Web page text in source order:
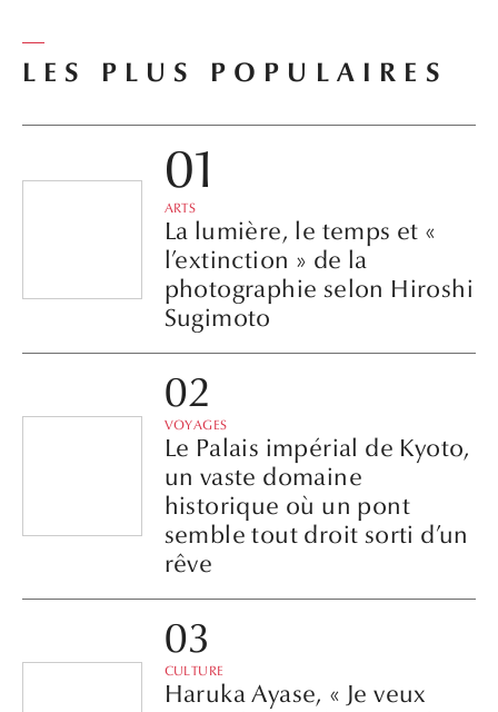
La lumière, le temps et «
l’extinction » de la
photographie selon Hiroshi
Sugimoto
VOYAGES
Le Palais impérial de Kyoto,
un vaste domaine
historique où un pont
semble tout droit sorti d’un
rêve
CULTURE
Haruka Ayase, « Je veux
saisir chaque émotion du
quotidien et interpréter
pleinement l'instant
présent »